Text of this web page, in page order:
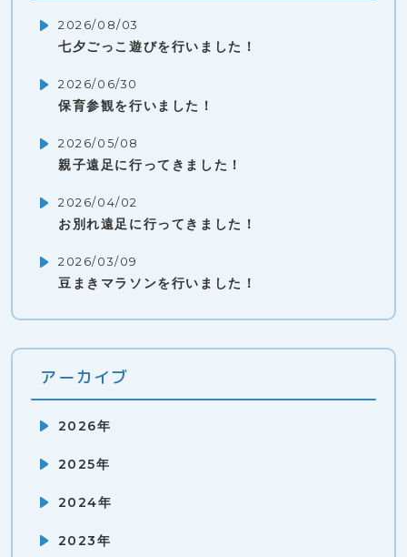
2026/08/03
七夕ごっこ遊びを行いました！
2026/06/30
保育参観を行いました！
2026/05/08
親子遠足に行ってきました！
2026/04/02
お別れ遠足に行ってきました！
2026/03/09
豆まきマラソンを行いました！
アーカイブ
2026年
2025年
2024年
2023年